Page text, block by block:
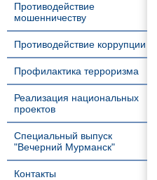
Противодействие
мошенничеству
Противодействие коррупции
Профилактика терроризма
Реализация национальных
проектов
Специальный выпуск
"Вечерний Мурманск"
Контакты